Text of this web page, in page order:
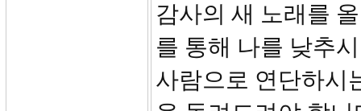
감사의 새 노래를
를 통해 나를 낮추
사람으로 연단하시